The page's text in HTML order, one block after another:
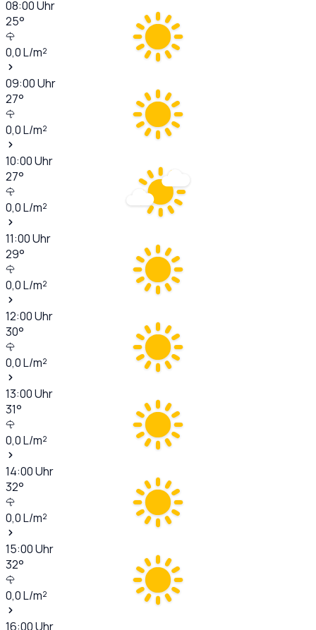
08:00Uhr
25°
0,0L/m²
09:00Uhr
27°
0,0L/m²
10:00Uhr
27°
0,0L/m²
11:00Uhr
29°
0,0L/m²
12:00Uhr
30°
0,0L/m²
13:00Uhr
31°
0,0L/m²
14:00Uhr
32°
0,0L/m²
15:00Uhr
32°
0,0L/m²
16:00Uhr